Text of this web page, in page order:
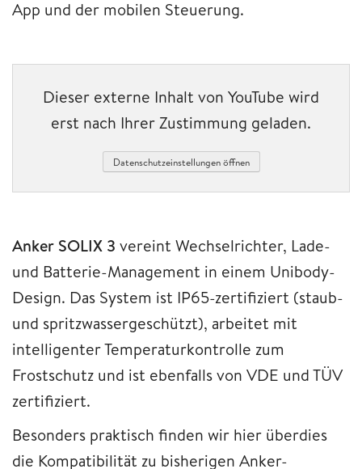
App und der mobilen Steuerung.
Dieser externe Inhalt von YouTube wird
erst nach Ihrer Zustimmung geladen.
Datenschutzeinstellungen öffnen
Anker SOLIX 3 vereint Wechselrichter, Lade-
und Batterie-Management in einem Unibody-
Design. Das System ist IP65-zertifiziert (staub-
und spritzwassergeschützt), arbeitet mit
intelligenter Temperaturkontrolle zum
Frostschutz und ist ebenfalls von VDE und TÜV
zertifiziert.
Besonders praktisch finden wir hier überdies
die Kompatibilität zu bisherigen Anker-